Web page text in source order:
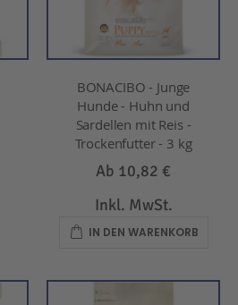
BONACIBO - Junge
Hunde - Huhn und
Sardellen mit Reis -
Trockenfutter - 3 kg
Ab 10,82 €
Inkl. MwSt.
IN DEN WARENKORB